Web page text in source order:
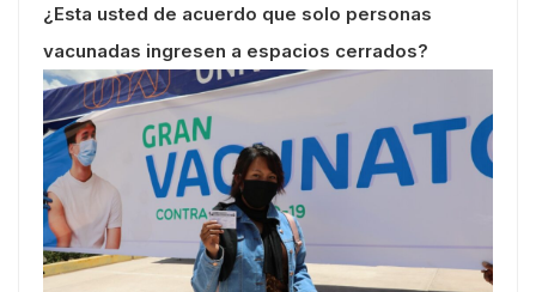
¿Esta usted de acuerdo que solo personas
vacunadas ingresen a espacios cerrados?